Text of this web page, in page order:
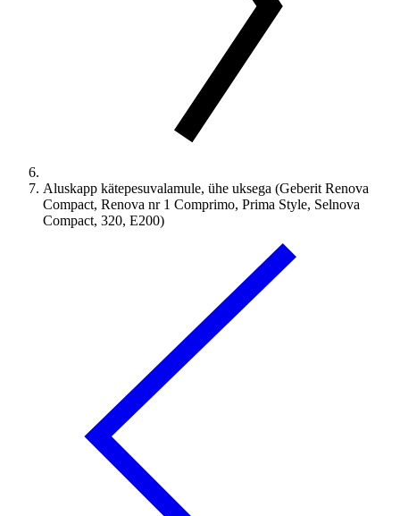
Aluskapp kätepesuvalamule, ühe uksega (Geberit Renova
Compact, Renova nr 1 Comprimo, Prima Style, Selnova
Compact, 320, E200)